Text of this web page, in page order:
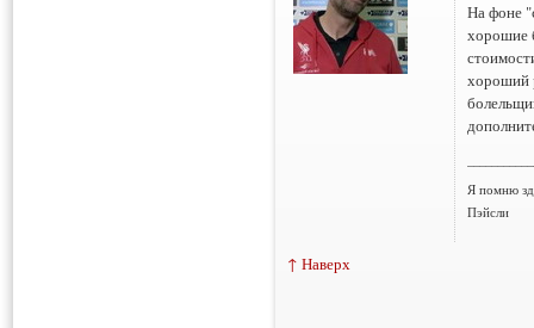
На фоне
хорошие
хороший
Я помню
Пэйсли
↑ Наверх